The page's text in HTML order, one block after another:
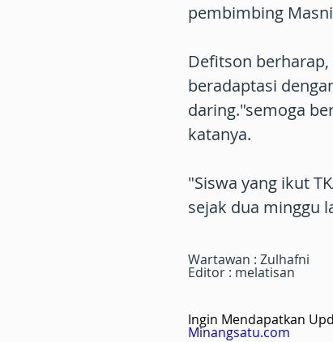
pembimbing
Defitson
beradaptasi
daring."semoga
katanya.
"Siswa yang ikut
sejak dua minggu
Wartawan : Zulhafni
Editor : melatisan
Ingin Mendapatkan
Minangsatu.com